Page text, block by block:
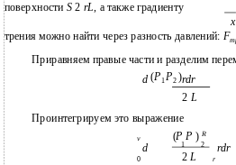
поверхности S2 rL , а также градиенту
x
трения можно найти через разность давлений: F
Приравняем правые части и разделим
d(P1P2 )rdr
2 L
Проинтегрируем это выражение
v (P P)R
d 1 2 rdr
2L
0 r